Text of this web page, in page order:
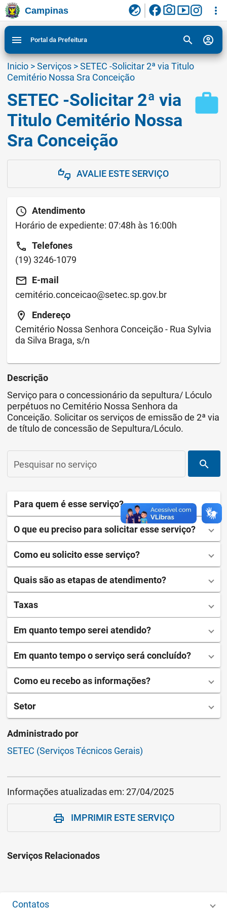
Ir para conteudo
Ir para menu do site da Prefeitura de Campinas
Ligar/Desligar contraste visual de tela para
acessibilidade
3
Campinas flaky facebookphoto_camerasmart_display more_vert
menu Portal da Prefeitura search account_circle
Inicio>Serviços>SETEC -Solicitar 2ª via Titulo
Cemitério Nossa Sra Conceição
work
SETEC -Solicitar 2ª via
Titulo Cemitério Nossa
Sra Conceição
thumbs_up_down AVALIE ESTE SERVIÇO
schedule Atendimento
Horário de expediente: 07:48h às 16:00h
call Telefones
(19) 3246-1079
email E-mail
cemitério.conceicao@setec.sp.gov.br
location_on
Endereço
Cemitério Nossa Senhora Conceição - Rua Sylvia
da Silva Braga, s/n
Descrição
Serviço para o concessionário da sepultura/ Lóculo
perpétuos no Cemitério Nossa Senhora da
Conceição. Solicitar os serviços de emissão de 2ª via
de título de concessão de Sepultura/Lóculo.
Pesquisar no serviço search
Para quem é esse serviço?
O que eu preciso para solicitar esse serviço?
Como eu solicito esse serviço?
Quais são as etapas de atendimento?
Taxas
Em quanto tempo serei atendido?
Em quanto tempo o serviço será concluído?
Como eu recebo as informações?
Setor
Administrado por
SETEC (Serviços Técnicos Gerais)
Informações atualizadas em: 27/04/2025
print IMPRIMIR ESTE SERVIÇO
Serviços Relacionados
Contatos